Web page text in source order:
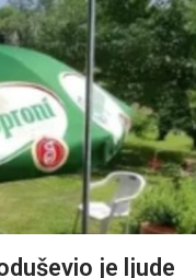
je ljude